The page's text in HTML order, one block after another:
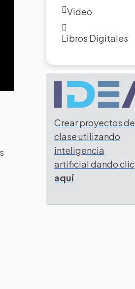
Video
Libros Digitales
Crear proyectos de
clase utilizando
inteligencia
artificial dando clic
aquí